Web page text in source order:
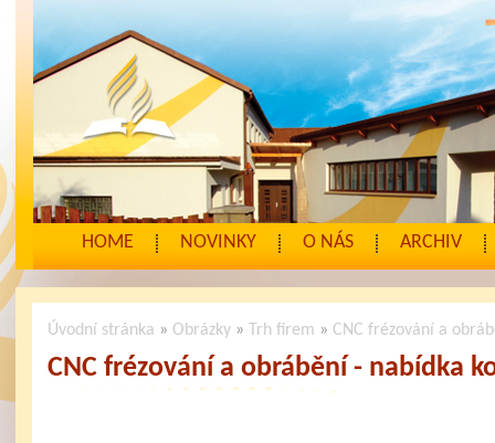
HOME NOVINKY O NÁS ARCHIV
Úvodní stránka » Obrázky » Trh firem » CNC frézování a
CNC frézování a obrábění - nabídka